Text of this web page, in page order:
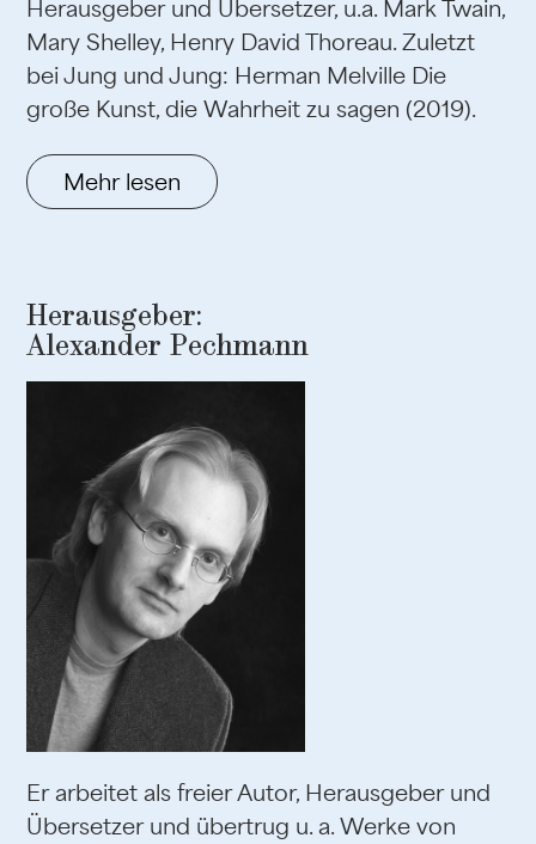
Herausgeber und Übersetzer, u.a. Mark Twain,
Mary Shelley, Henry David Thoreau. Zuletzt
bei Jung und Jung: Herman Melville Die
große Kunst, die Wahrheit zu sagen (2019).
Mehr lesen
Herausgeber:
Alexander Pechmann
Er arbeitet als freier Autor, Herausgeber und
Übersetzer und übertrug u. a. Werke von